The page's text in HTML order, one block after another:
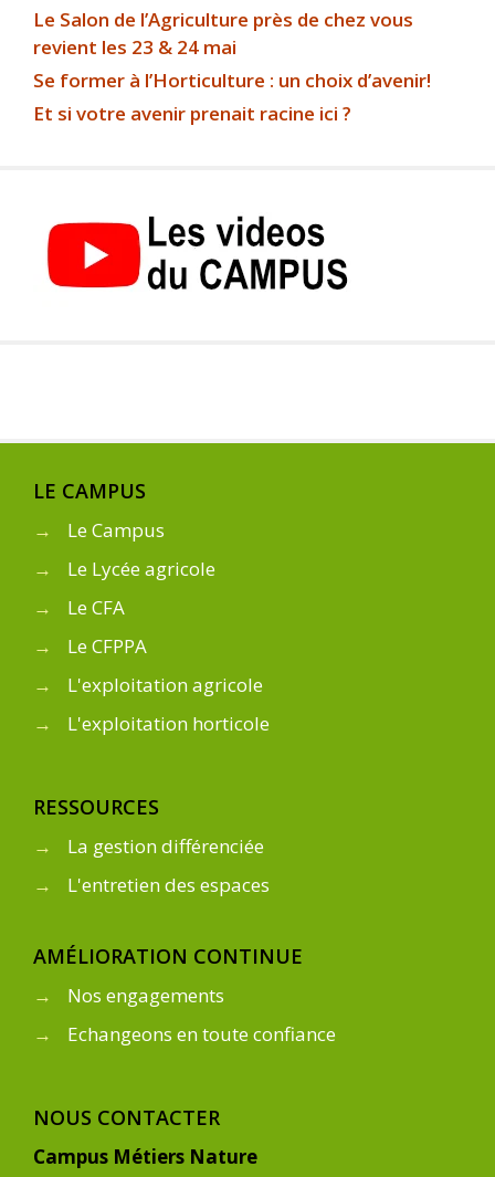
Le Salon de l’Agriculture près de chez vous
revient les 23 & 24 mai
Se former à l’Horticulture : un choix d’avenir!
Et si votre avenir prenait racine ici ?
LE CAMPUS
→
Le Campus
→
Le Lycée agricole
→
Le CFA
→
Le CFPPA
→
L'exploitation agricole
→
L'exploitation horticole
RESSOURCES
→
La gestion différenciée
→
L'entretien des espaces
AMÉLIORATION CONTINUE
→
Nos engagements
→
Echangeons en toute confiance
NOUS CONTACTER
Campus Métiers Nature